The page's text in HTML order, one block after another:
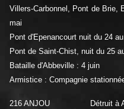
Villers-Carbonnel, Pont de Brie,
mai
Pont d'Epenancourt nuit du 24
Pont de Saint-Chist, nuit du 25
Bataille d'Abbeville : 4 juin
Armistice : Compagnie
216 ANJOU Détruit à